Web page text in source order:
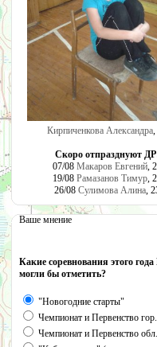
Кирпиченкова Александра,
Скоро отпразднуют
07/08 Макаров Евгений,
19/08 Рамазанов Тимур,
26/08 Сулимова Алина,
Ваше мнение
Какие соревнования этого
могли бы отметить?
"Новогодние старты"
Чемпионат и Первенство
Чемпионат и Первенство